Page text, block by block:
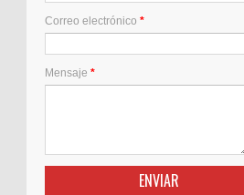
Correo electrónico *
Mensaje *